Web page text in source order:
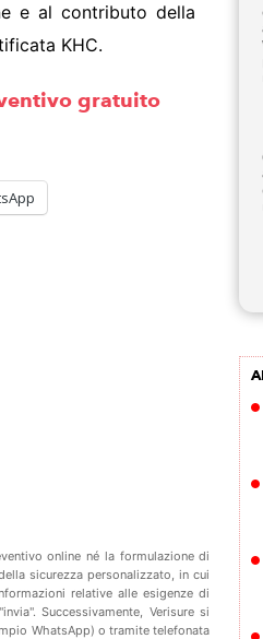
e al contributo della
KHC.
gratuito
online né la formulazione di
sicurezza personalizzato, in cui
relative alle esigenze di
Successivamente, Verisure si
WhatsApp) o tramite telefonata